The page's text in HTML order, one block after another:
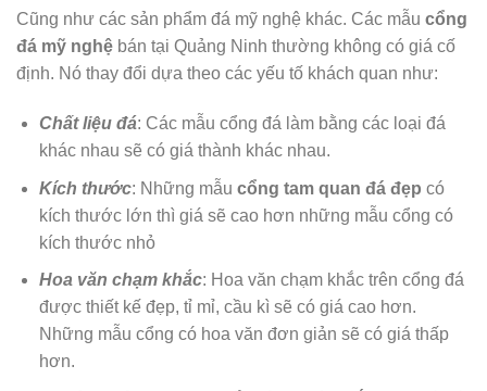
Cũng như các sản phẩm đá mỹ nghệ khác. Các mẫu cổng
đá mỹ nghệ bán tại Quảng Ninh thường không có giá cố
định. Nó thay đổi dựa theo các yếu tố khách quan như:
Chất liệu đá: Các mẫu cổng đá làm bằng các loại đá
khác nhau sẽ có giá thành khác nhau.
Kích thước: Những mẫu cổng tam quan đá đẹp có
kích thước lớn thì giá sẽ cao hơn những mẫu cổng có
kích thước nhỏ
Hoa văn chạm khắc: Hoa văn chạm khắc trên cổng đá
được thiết kế đẹp, tỉ mỉ, cầu kì sẽ có giá cao hơn.
Những mẫu cổng có hoa văn đơn giản sẽ có giá thấp
hơn.